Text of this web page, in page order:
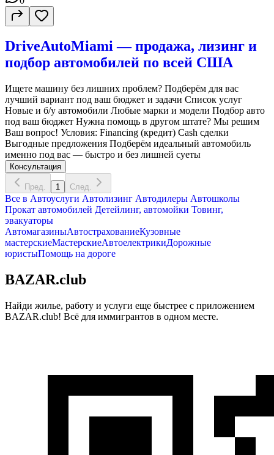
DriveAutoMiami — продажа, лизинг и
подбор автомобилей по всей США
Ищете машину без лишних проблем? Подберём для вас
лучший вариант под ваш бюджет и задачи Список услуг
Новые и б/у автомобили Любые марки и модели Подбор авто
под ваш бюджет Нужна помощь в другом штате? Мы решим
Ваш вопрос! Условия: Financing (кредит) Cash сделки
Выгодные предложения Подберём идеальный автомобиль
именно под вас — быстро и без лишней суеты
Консультация
Пред. 1 След.
Все в Автоуслуги Автолизинг Автодилеры Автошколы
Прокат автомобилей Детейлинг, автомойки Товинг,
эвакуаторы
АвтомагазиныАвтострахованиеКузовные
мастерскиеМастерскиеАвтоелектрикиДорожные
юристыПомощь на дороге
BAZAR.club
Найди жилье, работу и услуги еще быстрее с приложением
BAZAR.club! Всё для иммигрантов в одном месте.